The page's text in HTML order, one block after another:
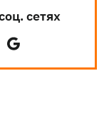
сетях